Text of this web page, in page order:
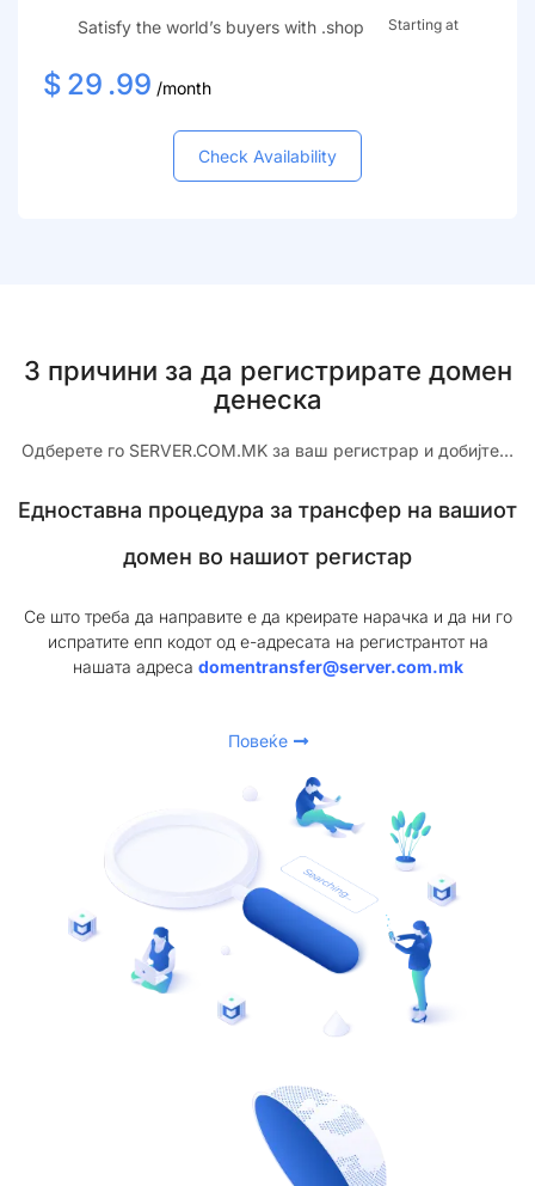
Satisfy the world’s buyers with .shop Starting at
$ 29 .99 /month
Check Availability
3 причини за да регистрирате домен
денеска
Одберете го SERVER.COM.MK за ваш регистрар и добијте…
Едноставна процедура за трансфер на вашиот
домен во нашиот регистар
Се што треба да направите е да креирате нарачка и да ни го
испратите епп кодот од е-адресата на регистрантот на
нашата адреса domentransfer@server.com.mk
Повеќе